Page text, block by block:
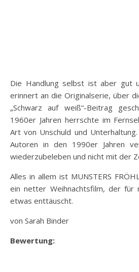
Die Handlung selbst ist aber gut
erinnert an die Originalserie, über
„Schwarz auf weiß“-Beitrag
1960er Jahren herrschte im
Art von Unschuld und
Autoren in den 1990er Jahren
wiederzubeleben und nicht mit der
Alles in allem ist MUNSTERS
ein netter Weihnachtsfilm, der für
etwas enttäuscht.
von Sarah Binder
Bewertung: